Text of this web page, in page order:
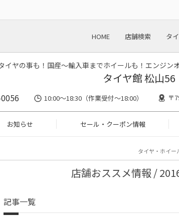
HOME 店舗検索 タ
イヤの事も！国産～輸入車までホイールも！エンジン
タイヤ館 松山56
10:00～18:30（作業受付～18:00） 〒
お知らせ セール・クーポン情報
タイヤ・ホイー
店舗おススメ情報 /
記事一覧